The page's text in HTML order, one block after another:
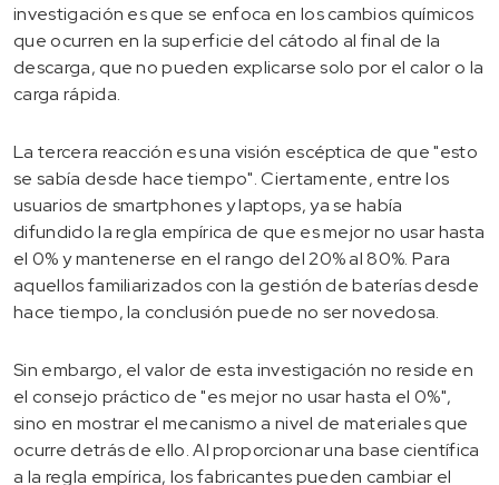
investigación es que se enfoca en los cambios químicos
que ocurren en la superficie del cátodo al final de la
descarga, que no pueden explicarse solo por el calor o la
carga rápida.
La tercera reacción es una visión escéptica de que "esto
se sabía desde hace tiempo". Ciertamente, entre los
usuarios de smartphones y laptops, ya se había
difundido la regla empírica de que es mejor no usar hasta
el 0% y mantenerse en el rango del 20% al 80%. Para
aquellos familiarizados con la gestión de baterías desde
hace tiempo, la conclusión puede no ser novedosa.
Sin embargo, el valor de esta investigación no reside en
el consejo práctico de "es mejor no usar hasta el 0%",
sino en mostrar el mecanismo a nivel de materiales que
ocurre detrás de ello. Al proporcionar una base científica
a la regla empírica, los fabricantes pueden cambiar el